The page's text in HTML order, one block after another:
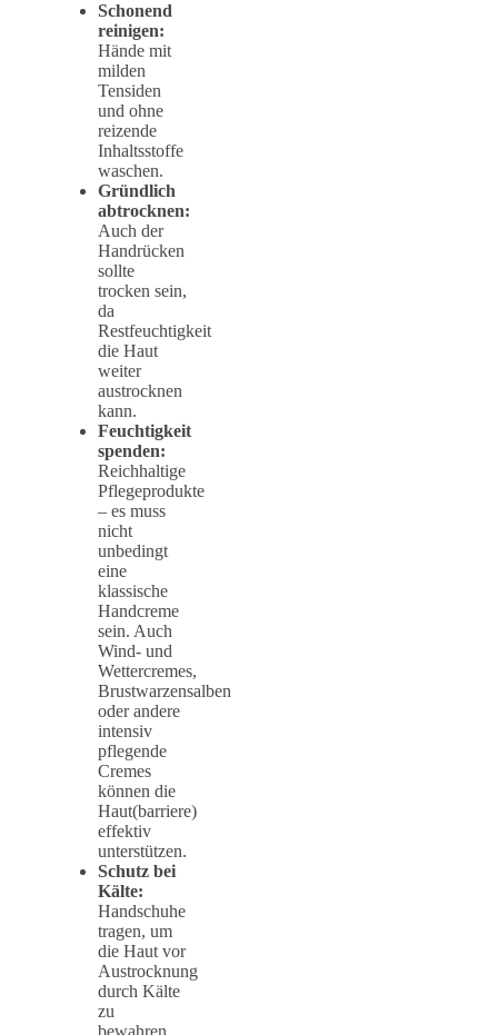
Schonend
reinigen:
Hände mit
milden
Tensiden
und ohne
reizende
Inhaltsstoffe
waschen.
Gründlich
abtrocknen:
Auch der
Handrücken
sollte
trocken sein,
da
Restfeuchtigkeit
die Haut
weiter
austrocknen
kann.
Feuchtigkeit
spenden:
Reichhaltige
Pflegeprodukte
– es muss
nicht
unbedingt
eine
klassische
Handcreme
sein. Auch
Wind- und
Wettercremes,
Brustwarzensalben
oder andere
intensiv
pflegende
Cremes
können die
Haut(barriere)
effektiv
unterstützen.
Schutz bei
Kälte:
Handschuhe
tragen, um
die Haut vor
Austrocknung
durch Kälte
zu